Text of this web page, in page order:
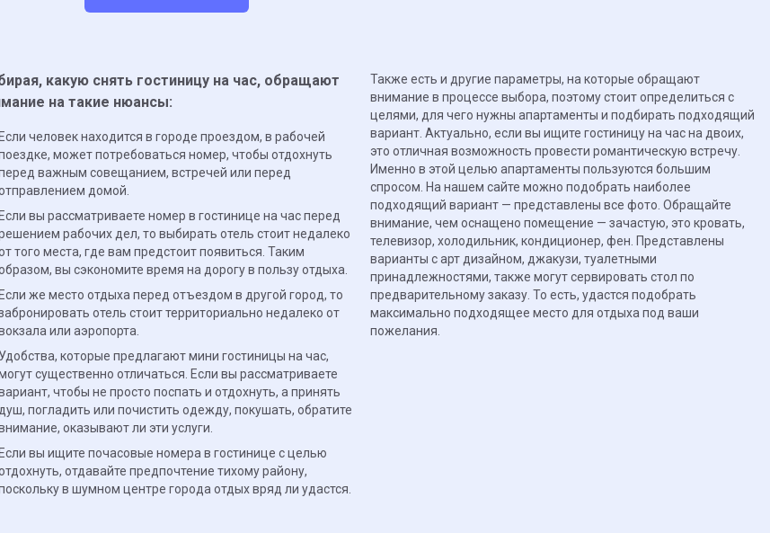
какую снять гостиницу на час, обращают
на такие нюансы:
Если человек находится в городе проездом, в рабочей
может потребоваться номер, чтобы отдохнуть
важным совещанием, встречей или перед
домой.
Если вы рассматриваете номер в гостинице на час перед
рабочих дел, то выбирать отель стоит недалеко
того места, где вам предстоит появиться. Таким
вы сэкономите время на дорогу в пользу отдыха.
Если же место отдыха перед отъездом в другой город, то
отель стоит территориально недалеко от
или аэропорта.
Удобства, которые предлагают мини гостиницы на час,
существенно отличаться. Если вы рассматриваете
чтобы не просто поспать и отдохнуть, а принять
душ, погладить или почистить одежду, покушать, обратите
оказывают ли эти услуги.
Если вы ищите почасовые номера в гостинице с целью
отдавайте предпочтение тихому району,
в шумном центре города отдых вряд ли удастся.
Также есть и другие параметры, на которые обращают
внимание в процессе выбора, поэтому стоит определиться с
целями, для чего нужны апартаменты и подбирать подходящий
вариант. Актуально, если вы ищите гостиницу на час на двоих,
это отличная возможность провести романтическую встречу.
Именно в этой целью апартаменты пользуются большим
спросом. На нашем сайте можно подобрать наиболее
подходящий вариант — представлены все фото. Обращайте
внимание, чем оснащено помещение — зачастую, это кровать,
телевизор, холодильник, кондиционер, фен. Представлены
варианты с арт дизайном, джакузи, туалетными
принадлежностями, также могут сервировать стол по
предварительному заказу. То есть, удастся подобрать
максимально подходящее место для отдыха под ваши
пожелания.